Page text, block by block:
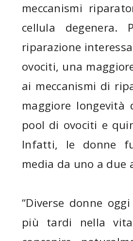
meccanismi
cellula
riparazione
ovociti, una
ai meccanismi di
maggiore
pool di ovociti e
Infatti, le donne
media da uno a
“Diverse donne
più tardi nella